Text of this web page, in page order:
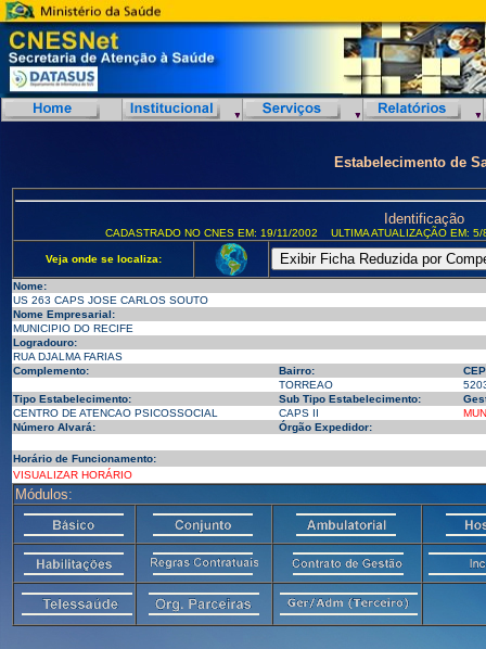
Estabelecimento de
Identificação
CADASTRADO NO CNES EM: 19/11/2002 ULTIMA ATUALIZAÇÃO EM:
Veja onde se localiza:
Nome:
US 263 CAPS JOSE CARLOS SOUTO
Nome Empresarial:
MUNICIPIO DO RECIFE
Logradouro:
RUA DJALMA FARIAS
Complemento:
Bairro:
TORREAO
Tipo Estabelecimento:
Sub Tipo Estabelecimento:
CENTRO DE ATENCAO PSICOSSOCIAL
CAPS II
Número Alvará:
Órgão Expedidor:
Horário de Funcionamento:
VISUALIZAR HORÁRIO
Módulos: